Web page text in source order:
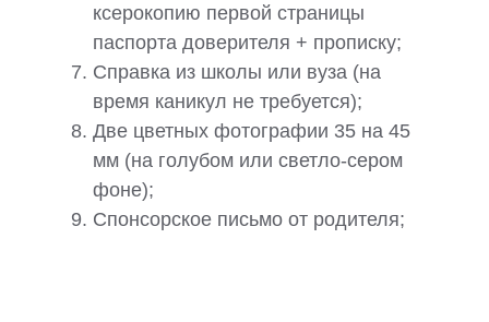
ксерокопию первой страницы
паспорта доверителя + прописку;
Справка из школы или вуза (на
время каникул не требуется);
Две цветных фотографии 35 на 45
мм (на голубом или светло-сером
фоне);
Спонсорское письмо от родителя;